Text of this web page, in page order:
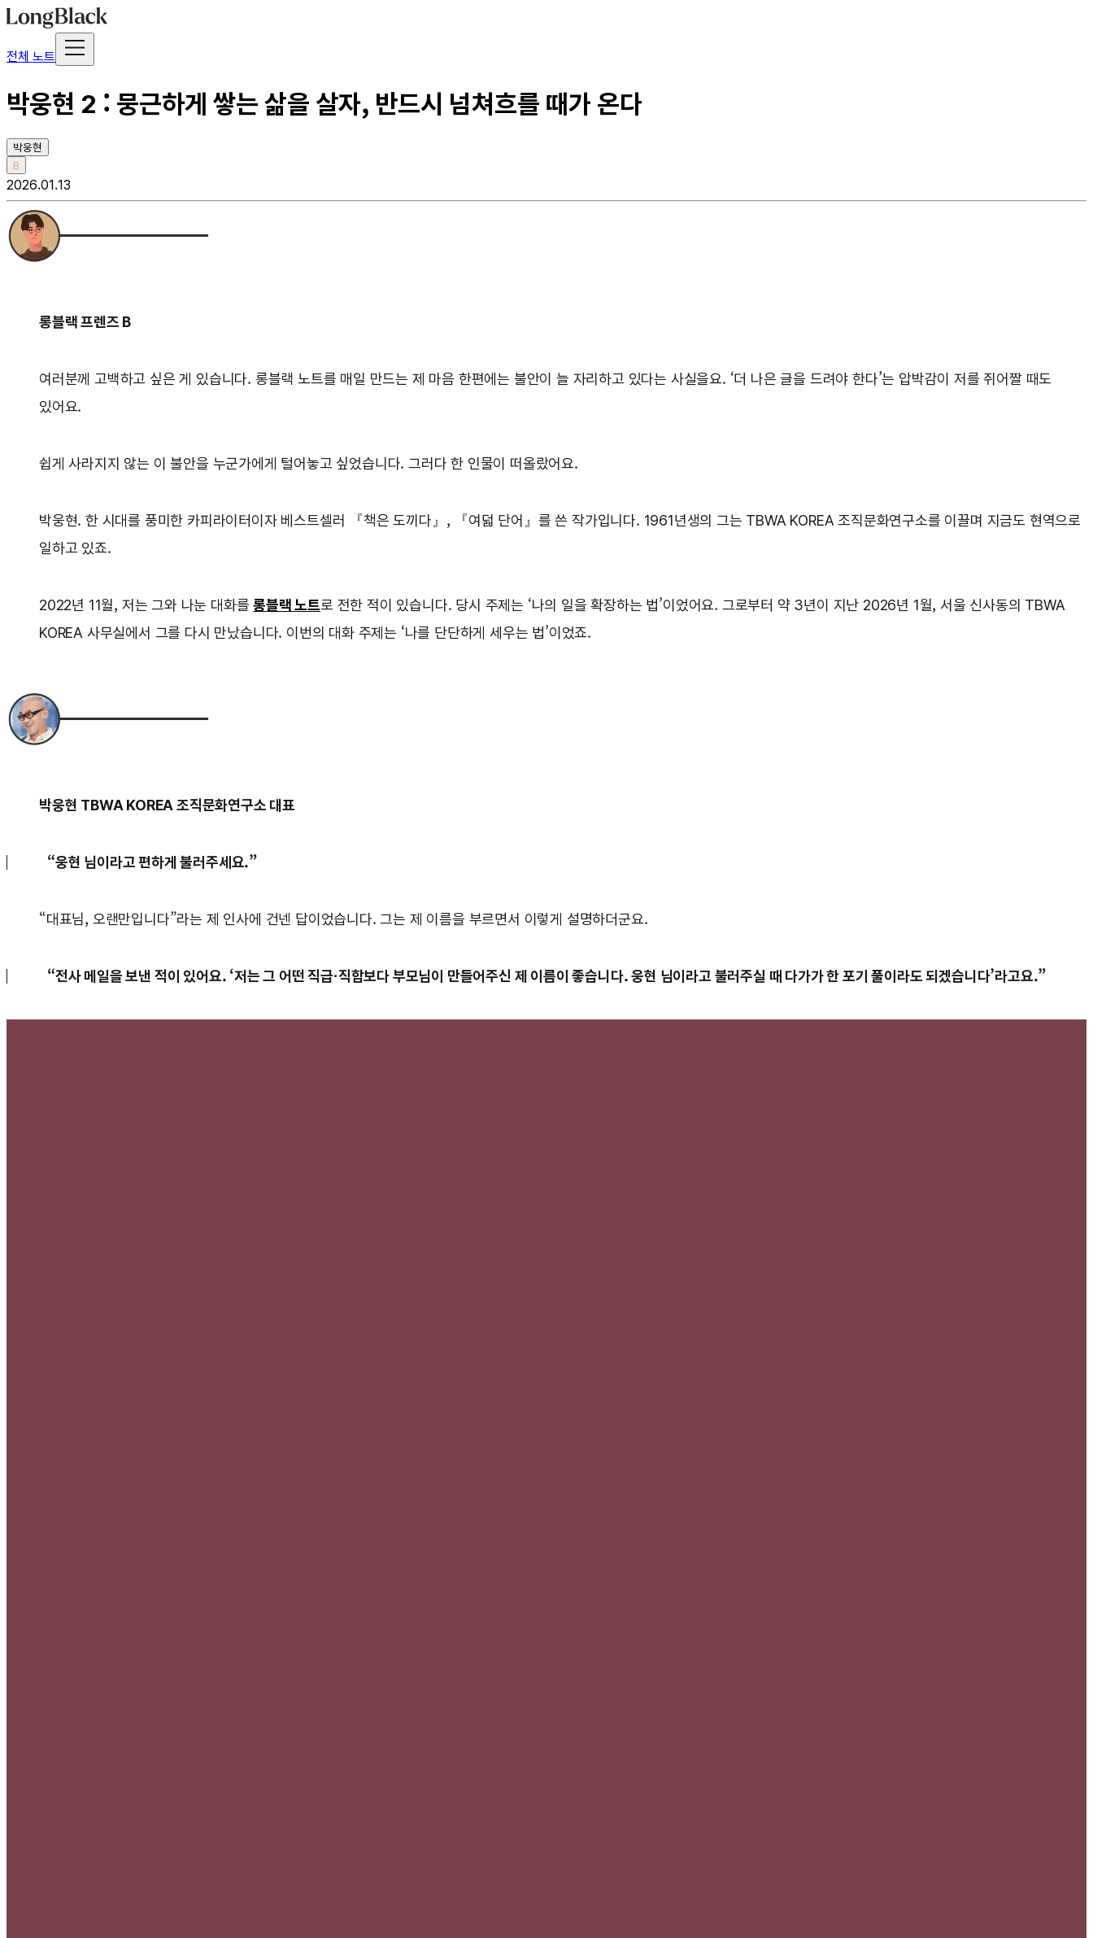
전체 노트
박웅현 2 : 뭉근하게 쌓는 삶을 살자, 반드시 넘쳐흐를 때가 온다
박웅현
B
2026.01.13
롱블랙 프렌즈 B
여러분께 고백하고 싶은 게 있습니다. 롱블랙 노트를 매일 만드는 제 마음 한편에는 불안이 늘 자리하고 있다는 사실을요. ‘더 나은 글을 드려야 한다’는 압박감이 저를 쥐어짤 때도
있어요.
쉽게 사라지지 않는 이 불안을 누군가에게 털어놓고 싶었습니다. 그러다 한 인물이 떠올랐어요.
박웅현. 한 시대를 풍미한 카피라이터이자 베스트셀러 『책은 도끼다』, 『여덟 단어』를 쓴 작가입니다. 1961년생의 그는 TBWA KOREA 조직문화연구소를 이끌며 지금도 현역으로
일하고 있죠.
2022년 11월, 저는 그와 나눈 대화를롱블랙 노트로 전한 적이 있습니다. 당시 주제는 ‘나의 일을 확장하는 법’이었어요. 그로부터 약 3년이 지난 2026년 1월, 서울 신사동의 TBWA
KOREA 사무실에서 그를 다시 만났습니다. 이번의 대화 주제는 ‘나를 단단하게 세우는 법’이었죠.
박웅현 TBWA KOREA 조직문화연구소 대표
“웅현 님이라고 편하게 불러주세요.”
“대표님, 오랜만입니다”라는 제 인사에 건넨 답이었습니다. 그는 제 이름을 부르면서 이렇게 설명하더군요.
“전사 메일을 보낸 적이 있어요. ‘저는 그 어떤 직급·직함보다 부모님이 만들어주신 제 이름이 좋습니다. 웅현 님이라고 불러주실 때 다가가 한 포기 풀이라도 되겠습니다’라고요.”